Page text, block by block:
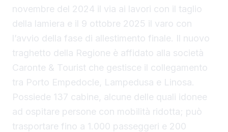
novembre del 2024 il via ai lavori con il taglio
della lamiera e il 9 ottobre 2025 il varo con
l’avvio della fase di allestimento finale. Il nuovo
traghetto della Regione è affidato alla società
Caronte & Tourist che gestisce il collegamento
tra Porto Empedocle, Lampedusa e Linosa.
Possiede 137 cabine, alcune delle quali idonee
ad ospitare persone con mobilità ridotta; può
trasportare fino a 1.000 passeggeri e 200